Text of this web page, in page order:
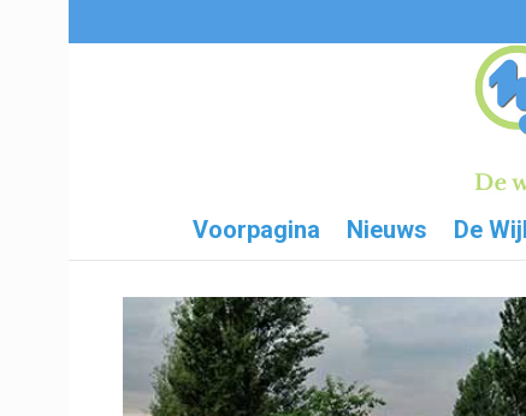
Voorpagina Nieuws De